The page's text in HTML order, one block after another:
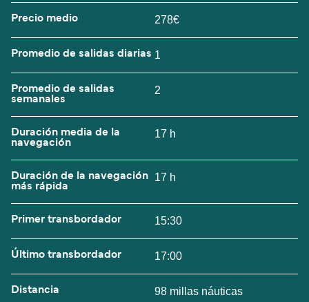
Precio medio 278€
Promedio de salidas diarias 1
Promedio de salidas
semanales
2
Duración media de la
navegación
17 h
Duración de la navegación
más rápida
17 h
Primer transbordador 15:30
Último transbordador 17:00
Distancia 98 millas náuticas